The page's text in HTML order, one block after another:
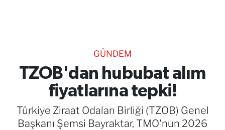
GÜNDEM
TZOB'dan hububat alım
fiyatlarına tepki!
Türkiye Ziraat Odaları Birliği (TZOB) Genel
Başkanı Şemsi Bayraktar, TMO'nun 2026
RESMİ İLANLAR
Gencsesfm Canlı Dinle